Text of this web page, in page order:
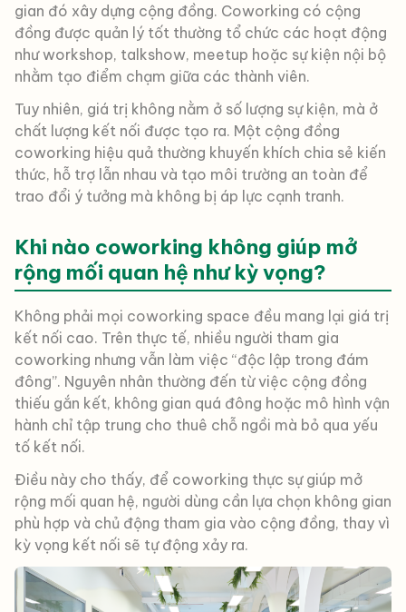
gian đó xây dựng cộng đồng. Coworking có cộng
đồng được quản lý tốt thường tổ chức các hoạt động
như workshop, talkshow, meetup hoặc sự kiện nội bộ
nhằm tạo điểm chạm giữa các thành viên.
Tuy nhiên, giá trị không nằm ở số lượng sự kiện, mà ở
chất lượng kết nối được tạo ra. Một cộng đồng
coworking hiệu quả thường khuyến khích chia sẻ kiến
thức, hỗ trợ lẫn nhau và tạo môi trường an toàn để
trao đổi ý tưởng mà không bị áp lực cạnh tranh.
Khi nào coworking không giúp mở
rộng mối quan hệ như kỳ vọng?
Không phải mọi coworking space đều mang lại giá trị
kết nối cao. Trên thực tế, nhiều người tham gia
coworking nhưng vẫn làm việc “độc lập trong đám
đông”. Nguyên nhân thường đến từ việc cộng đồng
thiếu gắn kết, không gian quá đông hoặc mô hình vận
hành chỉ tập trung cho thuê chỗ ngồi mà bỏ qua yếu
tố kết nối.
Điều này cho thấy, để coworking thực sự giúp mở
rộng mối quan hệ, người dùng cần lựa chọn không gian
phù hợp và chủ động tham gia vào cộng đồng, thay vì
kỳ vọng kết nối sẽ tự động xảy ra.